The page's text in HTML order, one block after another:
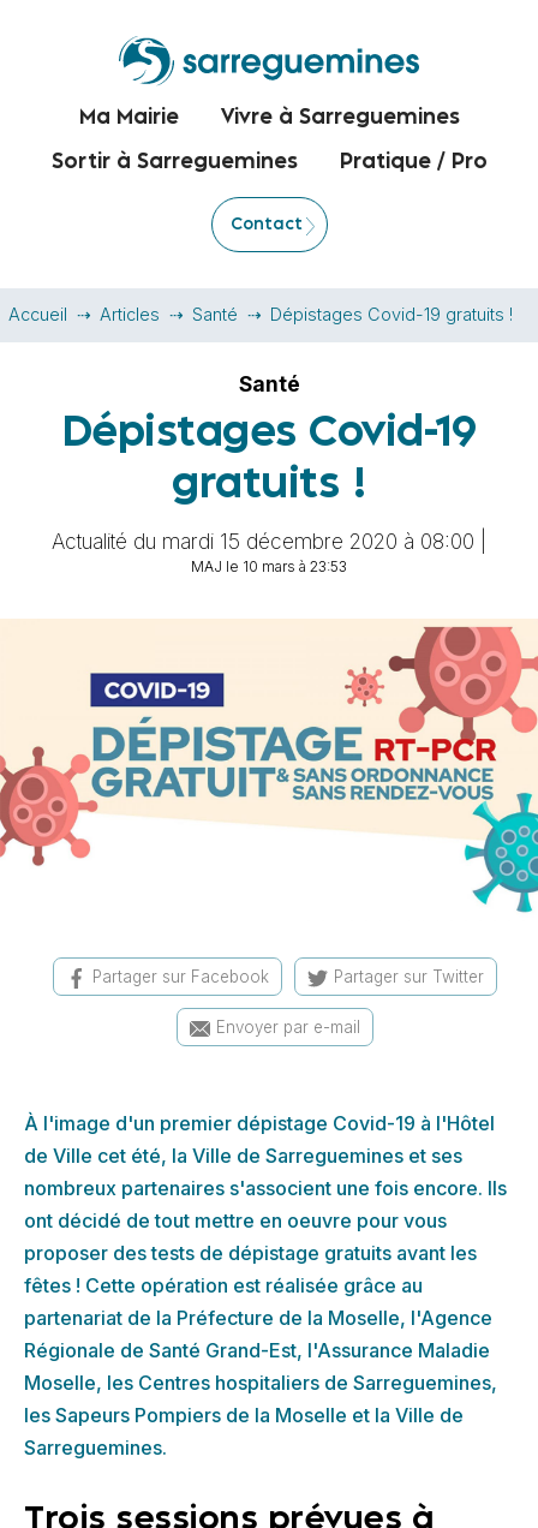
Ma Mairie Vivre à Sarreguemines
Sortir à Sarreguemines Pratique / Pro
Contact
Accueil Articles Santé Dépistages Covid-19 gratuits !
Santé
Dépistages Covid-19
gratuits !
Actualité du mardi 15 décembre 2020 à 08:00 |
MAJ le 10 mars à 23:53
Partager sur Facebook Partager sur Twitter
Envoyer par e-mail
À l'image d'un premier dépistage Covid-19 à l'Hôtel
de Ville cet été, la Ville de Sarreguemines et ses
nombreux partenaires s'associent une fois encore. Ils
ont décidé de tout mettre en oeuvre pour vous
proposer des tests de dépistage gratuits avant les
fêtes ! Cette opération est réalisée grâce au
partenariat de la Préfecture de la Moselle, l'Agence
Régionale de Santé Grand-Est, l'Assurance Maladie
Moselle, les Centres hospitaliers de Sarreguemines,
les Sapeurs Pompiers de la Moselle et la Ville de
Sarreguemines.
Trois sessions prévues à